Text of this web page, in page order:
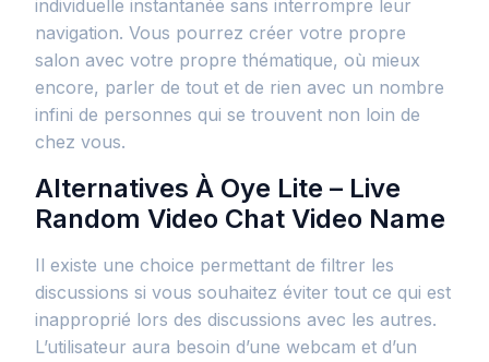
individuelle instantanée sans interrompre leur
navigation. Vous pourrez créer votre propre
salon avec votre propre thématique, où mieux
encore, parler de tout et de rien avec un nombre
infini de personnes qui se trouvent non loin de
chez vous.
Alternatives À Oye Lite – Live
Random Video Chat Video Name
Il existe une choice permettant de filtrer les
discussions si vous souhaitez éviter tout ce qui est
inapproprié lors des discussions avec les autres.
L’utilisateur aura besoin d’une webcam et d’un